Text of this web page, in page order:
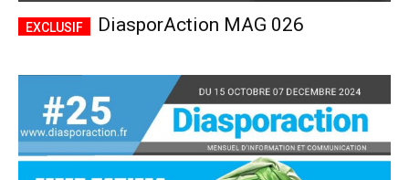
Accès complet
$22 / anplaceholder text
DiasporAction MAG 026